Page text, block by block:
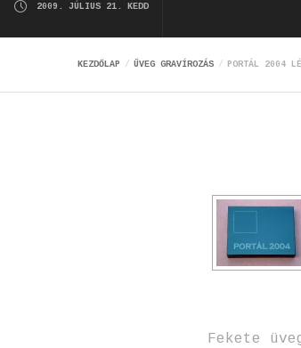
2009. JÚLIUS 21. KEDD
KEZDŐLAP ÜVEG GRAVÍROZÁS PORTÁL 2004
Fekete